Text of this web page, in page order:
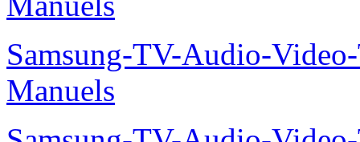
Samsung-TV-Audio-
Manuels